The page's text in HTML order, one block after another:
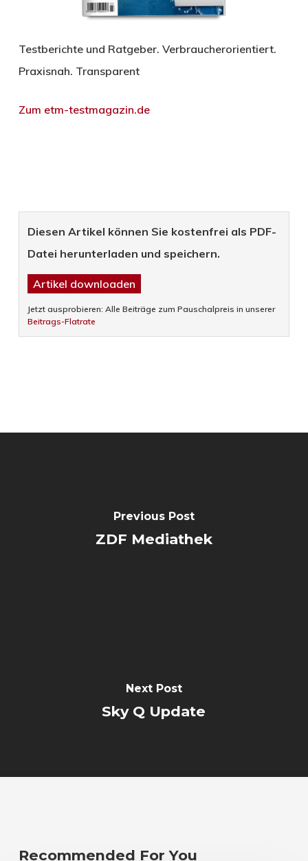
Testberichte und Ratgeber. Verbraucherorientiert.
Praxisnah. Transparent
Zum etm-testmagazin.de
Diesen Artikel können Sie kostenfrei als PDF-
Datei herunterladen und speichern.
Artikel downloaden
Jetzt ausprobieren: Alle Beiträge zum Pauschalpreis in unserer
Beitrags-Flatrate
Previous Post
ZDF Mediathek
Next Post
Sky Q Update
Recommended For You